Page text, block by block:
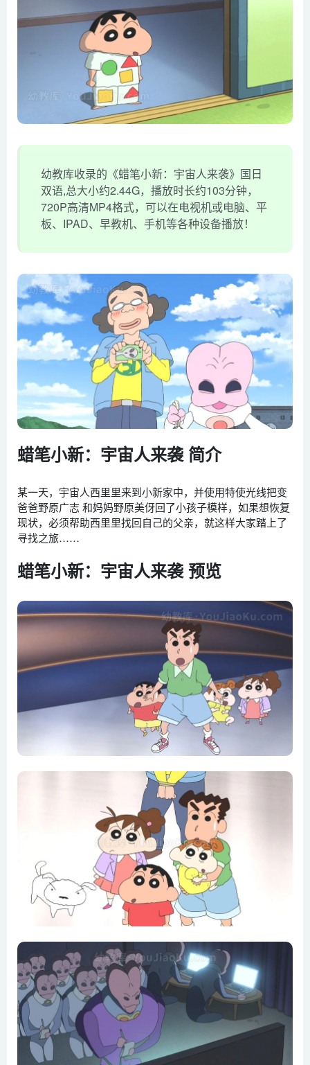
幼教库收录的《蜡笔小新：宇宙人来袭》国日
双语,总大小约2.44G，播放时长约103分钟，
720P高清MP4格式，可以在电视机或电脑、平
板、IPAD、早教机、手机等各种设备播放！
蜡笔小新：宇宙人来袭 简介
某一天，宇宙人西里里来到小新家中，并使用特使光线把变
爸爸野原广志 和妈妈野原美伢回了小孩子模样，如果想恢复
现状，必须帮助西里里找回自己的父亲，就这样大家踏上了
寻找之旅……
蜡笔小新：宇宙人来袭 预览